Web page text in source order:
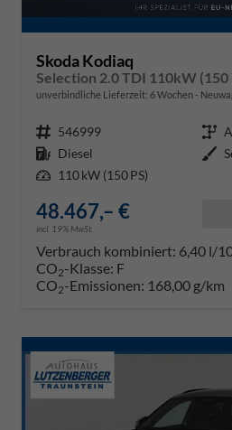
Skoda Kodiaq
Selection 2.0 TDI 110kW (150
unverbindliche Lieferzeit: 6 Wochen
Fahrzeugnr. 546999 Getriebe
Kraftstoff Diesel Außenfarbe
Leistung 110 kW (150 PS)
48.467,– €
incl. 19% MwSt.
Verbrauch kombiniert: 6,40 l/
CO2-Klasse: F
CO2-Emissionen: 168,00 g/km